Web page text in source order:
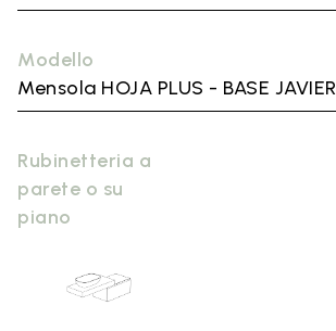
Modello
Mensola HOJA PLUS - BASE JAVIER
Rubinetteria a
parete o su
piano